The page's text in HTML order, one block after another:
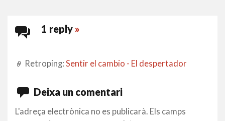
1 reply »
Retroping: Sentir el cambio - El despertador
Deixa un comentari
L'adreça electrònica no es publicarà. Els camps